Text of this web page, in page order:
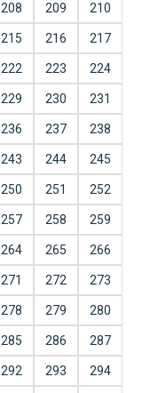
208 209 210
215 216 217
222 223 224
229 230 231
236 237 238
243 244 245
250 251 252
257 258 259
264 265 266
271 272 273
278 279 280
285 286 287
292 293 294